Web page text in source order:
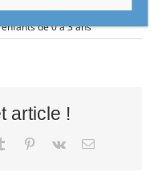
de 0 à 3 ans
article !
Tumblr Pinterest
Vk Email